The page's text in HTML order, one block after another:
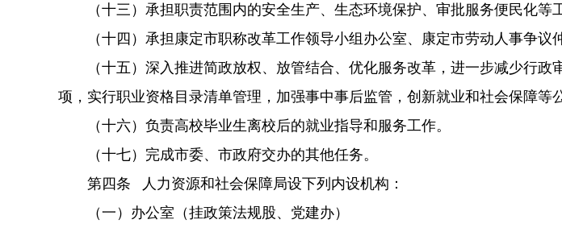
（十三）承担职责范围内的安全生产、生态环境保护、审批服务便民化等
（十四）承担康定市职称改革工作领导小组办公室、康定市劳动人事争议
（十五）深入推进简政放权、放管结合、优化服务改革，进一步减少行政
项，实行职业资格目录清单管理，加强事中事后监管，创新就业和社会保障等
（十六）负责高校毕业生离校后的就业指导和服务工作。
（十七）完成市委、市政府交办的其他任务。
第四条 人力资源和社会保障局设下列内设机构：
（一）办公室（挂政策法规股、党建办）